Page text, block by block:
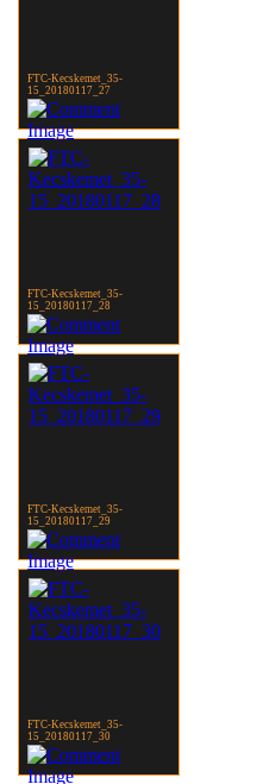
FTC-Kecskemet_35-
15_20180117_27
FTC-Kecskemet_35-
15_20180117_28
FTC-Kecskemet_35-
15_20180117_29
FTC-Kecskemet_35-
15_20180117_30